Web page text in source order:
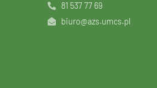
81 537 77 69
biuro@azs.umcs.pl